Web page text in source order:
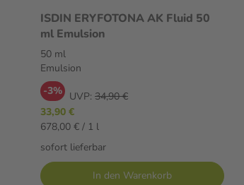
ISDIN ERYFOTONA AK Fluid 50
ml Emulsion
50 ml
Emulsion
-3% UVP: 34,90 €
33,90 €
678,00 € / 1 l
sofort lieferbar
In den Warenkorb